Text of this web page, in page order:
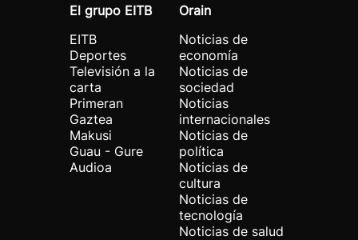
El grupo EITB
EITB
Deportes
Televisión a la
carta
Primeran
Gaztea
Makusi
Guau - Gure
Audioa
Orain
Noticias de
economía
Noticias de
sociedad
Noticias
internacionales
Noticias de
política
Noticias de
cultura
Noticias de
tecnología
Noticias de salud